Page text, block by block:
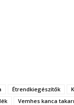
Étrendkiegészítők
Vemhes kanca